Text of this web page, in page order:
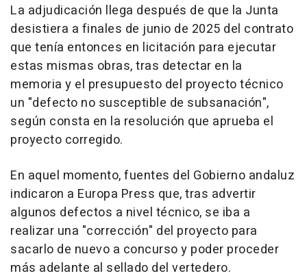
La adjudicación llega después de que la Junta
desistiera a finales de junio de 2025 del contrato
que tenía entonces en licitación para ejecutar
estas mismas obras, tras detectar en la
memoria y el presupuesto del proyecto técnico
un "defecto no susceptible de subsanación",
según consta en la resolución que aprueba el
proyecto corregido.
En aquel momento, fuentes del Gobierno andaluz
indicaron a Europa Press que, tras advertir
algunos defectos a nivel técnico, se iba a
realizar una "corrección" del proyecto para
sacarlo de nuevo a concurso y poder proceder
más adelante al sellado del vertedero.